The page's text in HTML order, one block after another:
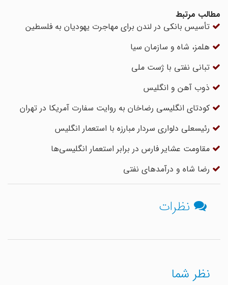
مطالب مرتبط
تأسیس بانکی در لندن برای مهاجرت یهودیان به فلسطین
هلمز، شاه و سازمان سیا
تبانی نفتی با ژست ملی
ذوب آهن و انگلیس
کودتای انگلیسی رضاخان به روایت سفارت آمریکا در تهران
رئیسعلی دلواری سردار مبارزه با استعمار انگلیس
مقاومت عشایر فارس در برابر استعمار انگلیسی‌ها
رضا شاه و درآمدهای نفتی
نظرات
نظر شما